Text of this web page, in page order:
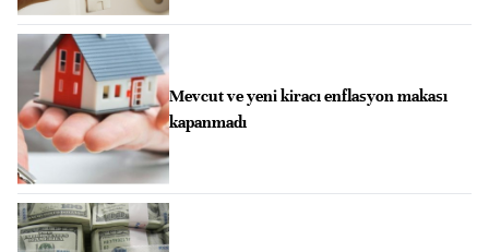
Mevcut ve yeni kiracı enflasyon makası
kapanmadı